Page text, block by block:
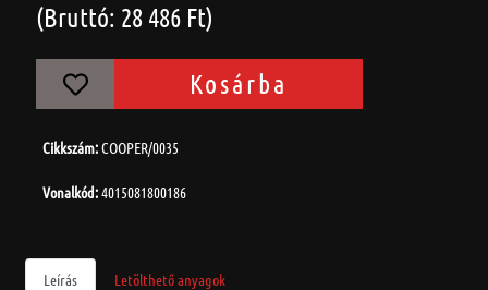
(Bruttó: 28 486 Ft)
Kosárba
Cikkszám:COOPER/0035
Vonalkód:4015081800186
Leírás Letölthető anyagok